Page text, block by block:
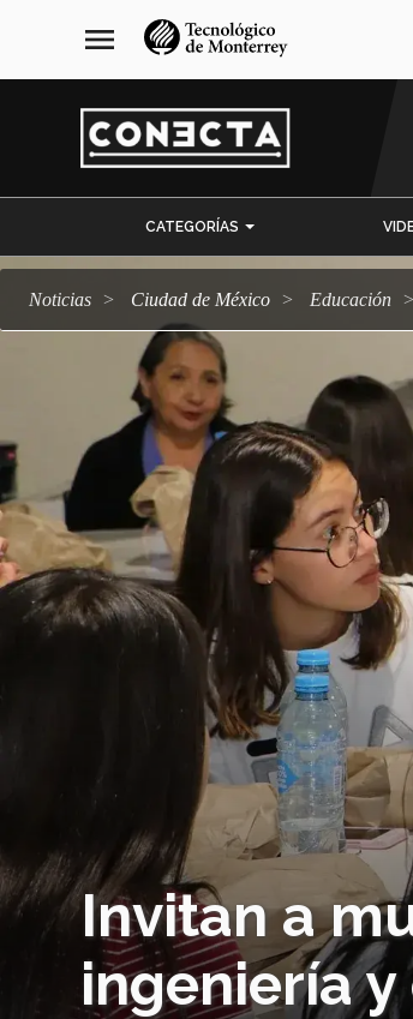
navegación
principal
menu
CATEGORÍAS
Noticias Ciudad de México Educación
Invitan a
ingeniería